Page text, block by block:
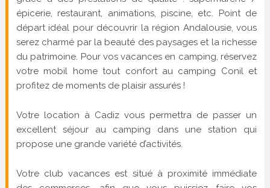
épicerie, restaurant, animations, piscine, etc. Point de
départ idéal pour découvrir la région Andalousie, vous
serez charmé par la beauté des paysages et la richesse
du patrimoine. Pour vos vacances en camping, réservez
votre mobil home tout confort au camping Conil et
profitez de moments de plaisir assurés !
Votre location à Cadiz vous permettra de passer un
excellent séjour au camping dans une station qui
propose une grande variété d’activités.
Votre club vacances est situé à proximité immédiate